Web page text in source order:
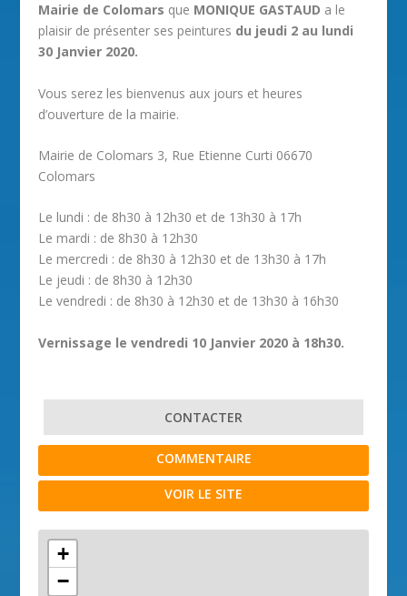
Mairie de Colomars que MONIQUE GASTAUD a le
plaisir de présenter ses peintures du jeudi 2 au lundi
30 Janvier 2020.
Vous serez les bienvenus aux jours et heures
d’ouverture de la mairie.
Mairie de Colomars 3, Rue Etienne Curti 06670
Colomars
Le lundi : de 8h30 à 12h30 et de 13h30 à 17h
Le mardi : de 8h30 à 12h30
Le mercredi : de 8h30 à 12h30 et de 13h30 à 17h
Le jeudi : de 8h30 à 12h30
Le vendredi : de 8h30 à 12h30 et de 13h30 à 16h30
Vernissage le vendredi 10 Janvier 2020 à 18h30.
CONTACTER
COMMENTAIRE
VOIR LE SITE
+
−